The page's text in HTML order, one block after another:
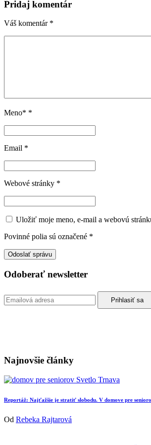
Pridaj komentár
Váš komentár *
Meno* *
Email *
Webové stránky *
Uložiť moje meno, e-mail a webovú
Povinné polia sú označené *
Odoberať newsletter
Najnovšie články
Reportáž: Najťažšie je stratiť slobodu. V domove pre
Od Rebeka Rajtarová